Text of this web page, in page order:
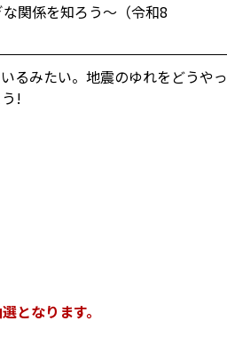
関係を知ろう～（令和8
るみたい。地震のゆれをどうや
!
となります。